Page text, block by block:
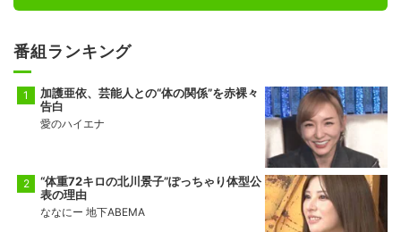
番組ランキング
加護亜依、芸能人との“体の関係”を赤裸々
告白
愛のハイエナ
“体重72キロの北川景子”ぽっちゃり体型公
表の理由
ななにー 地下ABEMA